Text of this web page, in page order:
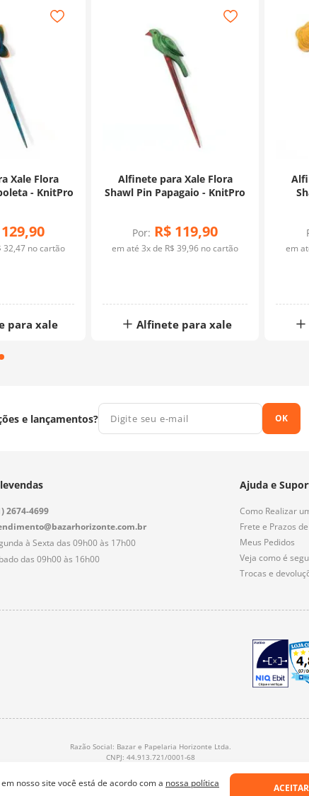
nosso site você está de acordo com a nossa política
Xale Flora
- KnitPro
129,90
32,47no cartão
para xale
Alfinete para Xale Flora
Shawl Pin Papagaio - KnitPro
Por: R$ 119,90
em até3x de R$ 39,96 no cartão
Alfinete para xale
em
e lançamentos? OK
2674-4699
à Sexta das 09h00 às 17h00
das 09h00 às 16h00
Ajuda e
Como Realizar
Frete e Prazos
Meus Pedidos
Veja como é
Trocas e
Razão Social: Bazar e Papelaria Horizonte Ltda.
CNPJ: 44.913.721/0001-68